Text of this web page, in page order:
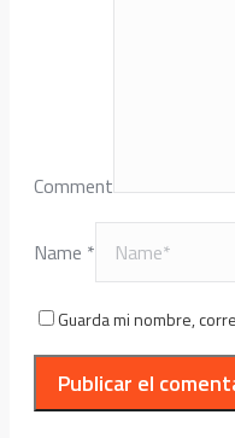
Comment
Name *
Guarda mi nombre,